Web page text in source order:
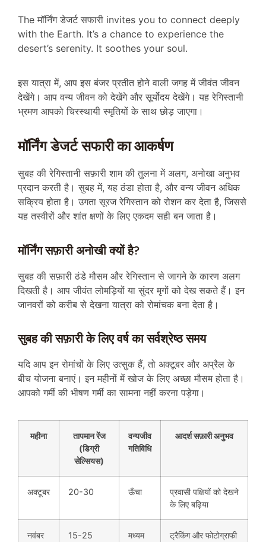
The मॉर्निंग डेजर्ट सफारी invites you to connect deeply
with the Earth. It’s a chance to experience the
desert’s serenity. It soothes your soul.
इस यात्रा में, आप इस बंजर प्रतीत होने वाली जगह में जीवंत जीवन
देखेंगे। आप वन्य जीवन को देखेंगे और सूर्योदय देखेंगे। यह रेगिस्तानी
भ्रमण आपको चिरस्थायी स्मृतियों के साथ छोड़ जाएगा।
मॉर्निंग डेजर्ट सफारी का आकर्षण
सुबह की रेगिस्तानी सफ़ारी शाम की तुलना में अलग, अनोखा अनुभव
प्रदान करती है। सुबह में, यह ठंडा होता है, और वन्य जीवन अधिक
सक्रिय होता है। उगता सूरज रेगिस्तान को रोशन कर देता है, जिससे
यह तस्वीरों और शांत क्षणों के लिए एकदम सही बन जाता है।
मॉर्निंग सफ़ारी अनोखी क्यों है?
सुबह की सफ़ारी ठंडे मौसम और रेगिस्तान से जागने के कारण अलग
दिखती है। आप जीवंत लोमड़ियों या सुंदर मृगों को देख सकते हैं। इन
जानवरों को करीब से देखना यात्रा को रोमांचक बना देता है।
सुबह की सफ़ारी के लिए वर्ष का सर्वश्रेष्ठ समय
यदि आप इन रोमांचों के लिए उत्सुक हैं, तो अक्टूबर और अप्रैल के
बीच योजना बनाएं। इन महीनों में खोज के लिए अच्छा मौसम होता है।
आपको गर्मी की भीषण गर्मी का सामना नहीं करना पड़ेगा।
महीना
तापमान रेंज
(डिग्री
सेल्सियस)
वन्यजीव
गतिविधि
आदर्श सफ़ारी अनुभव
अक्टूबर 20-30 ऊँचा
प्रवासी पक्षियों को देखने
के लिए बढ़िया
नवंबर 15-25 मध्यम
ट्रैकिंग और फोटोग्राफी